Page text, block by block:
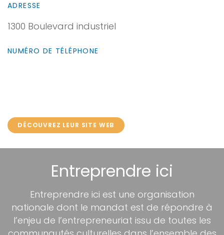
ADRESSE
1300 Boulevard industriel
NUMÉRO DE TÉLÉPHONE
DÉCOUVREZ LEUR SITE WEB
Entreprendre ici
Entreprendre ici est une organisation
nationale dont le mandat est de répondre à
l’enjeu de l’entrepreneuriat issu de toutes les